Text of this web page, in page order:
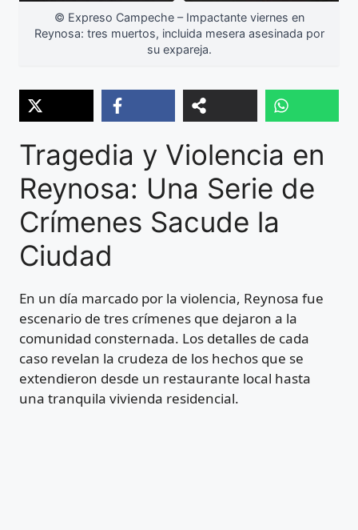
© Expreso Campeche – Impactante viernes en
Reynosa: tres muertos, incluida mesera asesinada por
su expareja.
Tragedia y Violencia en
Reynosa: Una Serie de
Crímenes Sacude la
Ciudad
En un día marcado por la violencia, Reynosa fue
escenario de tres crímenes que dejaron a la
comunidad consternada. Los detalles de cada
caso revelan la crudeza de los hechos que se
extendieron desde un restaurante local hasta
una tranquila vivienda residencial.